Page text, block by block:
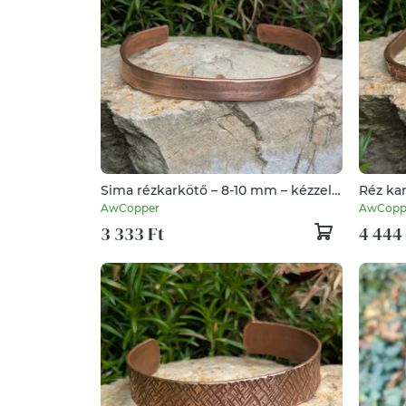
Sima rézkarkötő – 8-10 mm – kézzel
készített - vörösréz
AwCopper
3 333 Ft
Réz
4